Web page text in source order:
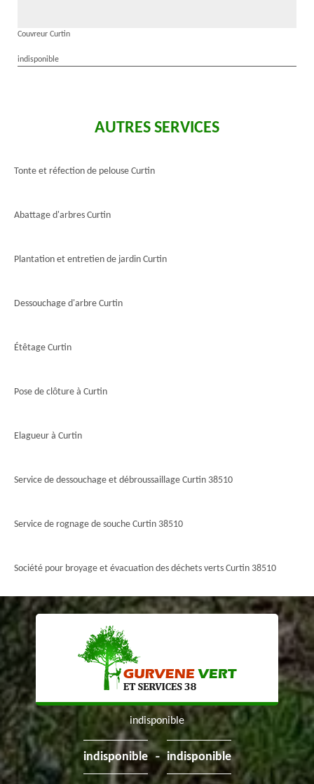
Couvreur Curtin
indisponible
AUTRES SERVICES
Tonte et réfection de pelouse Curtin
Abattage d'arbres Curtin
Plantation et entretien de jardin Curtin
Dessouchage d'arbre Curtin
Étêtage Curtin
Pose de clôture à Curtin
Elagueur à Curtin
Service de dessouchage et débroussaillage Curtin 38510
Service de rognage de souche Curtin 38510
Société pour broyage et évacuation des déchets verts Curtin 38510
indisponible
indisponible - indisponible